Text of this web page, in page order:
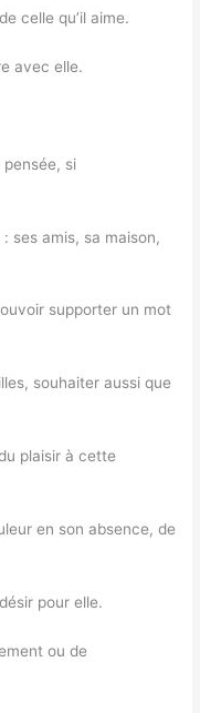
celle qu’il aime.
avec elle.
si
ses amis, sa maison,
supporter un mot
souhaiter aussi que
plaisir à cette
en son absence, de
pour elle.
ou de